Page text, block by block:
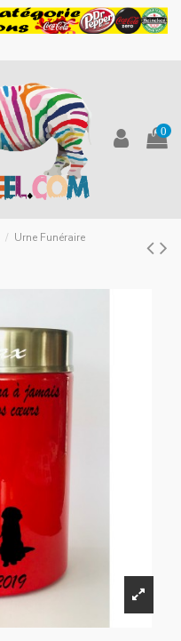
0
Urne Funéraire